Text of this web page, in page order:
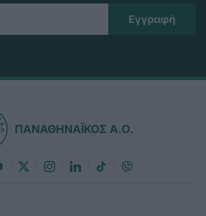
ΠΑΝΑΘΗΝΑΪΚΟΣ Α.Ο.